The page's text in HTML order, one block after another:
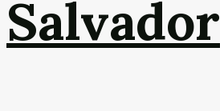
Salvador